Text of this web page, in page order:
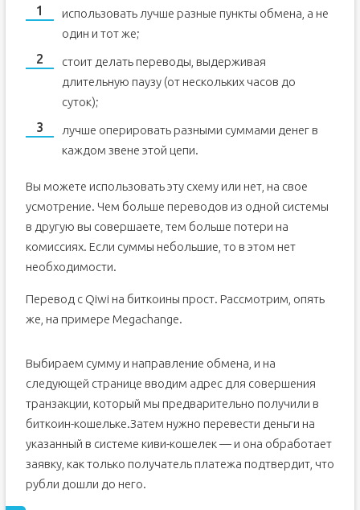
использовать лучше разные пункты обмена, а не
один и тот же;
стоит делать переводы, выдерживая
длительную паузу (от нескольких часов до
суток);
лучше оперировать разными суммами денег в
каждом звене этой цепи.
Вы можете использовать эту схему или нет, на свое
усмотрение. Чем больше переводов из одной системы
в другую вы совершаете, тем больше потери на
комиссиях. Если суммы небольшие, то в этом нет
необходимости.
Перевод с Qiwi на биткоины прост. Рассмотрим, опять
же, на примере Megachange.
Выбираем сумму и направление обмена, и на
следующей странице вводим адрес для совершения
транзакции, который мы предварительно получили в
биткоин-кошельке.Затем нужно перевести деньги на
указанный в системе киви-кошелек — и она обработает
заявку, как только получатель платежа подтвердит, что
рубли дошли до него.